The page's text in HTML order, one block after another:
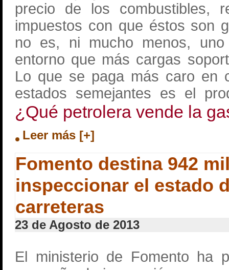
precio de los combustibles,
impuestos con que éstos son
no es, ni mucho menos,
entorno que más cargas
Lo que se paga más caro en
estados semejantes es el
¿Qué petrolera vende la
Leer más [+]
Fomento destina 942
inspeccionar el estado
carreteras
23 de Agosto de 2013
El ministerio de Fomento ha